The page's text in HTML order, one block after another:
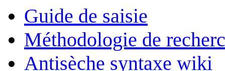
Guide de saisie
Méthodologie de
Antisèche syntaxe wiki